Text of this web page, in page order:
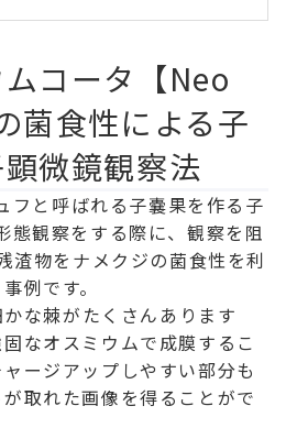
コータ【Neo
菌食性による子
微鏡観察法
と呼ばれる子嚢果を作る子
態観察をする際に、観察を阻
渣物をナメクジの菌食性を利
例です。
な棘がたくさんあります
なオスミウムで成膜するこ
ージアップしやすい部分も
取れた画像を得ることがで